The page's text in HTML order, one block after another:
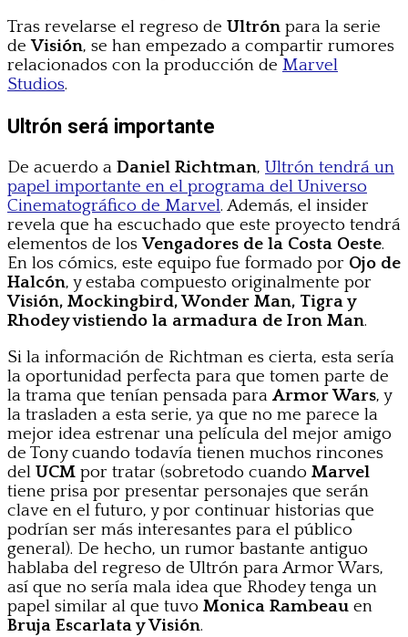
Tras revelarse el regreso de Ultrón para la serie
deVisión, se han empezado a compartir rumores
relacionados con la producción de Marvel
Studios.
Ultrón será importante
De acuerdo a Daniel Richtman, Ultrón tendrá un
papel importante en el programa del Universo
Cinematográfico de Marvel. Además, el insider
revela que ha escuchado que este proyecto tendrá
elementos de losVengadores de la Costa Oeste.
En los cómics, este equipo fue formado por Ojo de
Halcón, y estaba compuesto originalmente por
Visión, Mockingbird, Wonder Man, Tigra y
Rhodey vistiendo la armadura de Iron Man.
Si la información de Richtman es cierta, esta sería
la oportunidad perfecta para que tomen parte de
la trama que tenían pensada para Armor Wars, y
la trasladen a esta serie, ya que no me parece la
mejor idea estrenar una película del mejor amigo
de Tony cuando todavía tienen muchos rincones
del UCM por tratar (sobretodo cuando Marvel
tiene prisa por presentar personajes que serán
clave en el futuro, y por continuar historias que
podrían ser más interesantes para el público
general). De hecho, un rumor bastante antiguo
hablaba del regreso de Ultrón para Armor Wars,
así que no sería mala idea que Rhodey tenga un
papel similar al que tuvo Monica Rambeau en
Bruja Escarlata y Visión.